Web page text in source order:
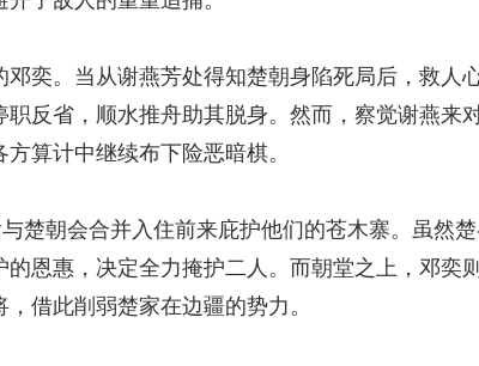
奕。当从谢燕芳处得知楚朝身陷死局后，救人
反省，顺水推舟助其脱身。然而，察觉谢燕来
算计中继续布下险恶暗棋。
楚朝会合并入住前来庇护他们的苍木寨。虽然
恩惠，决定全力掩护二人。而朝堂之上，邓奕
借此削弱楚家在边疆的势力。